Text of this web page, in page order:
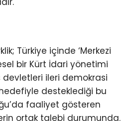
Türkiye içinde ‘Merkezi
bir Kürt İdari yönetimi
devletleri ileri demokrasi
desteklediği bu
faaliyet gösteren
ortak talebi durumunda.